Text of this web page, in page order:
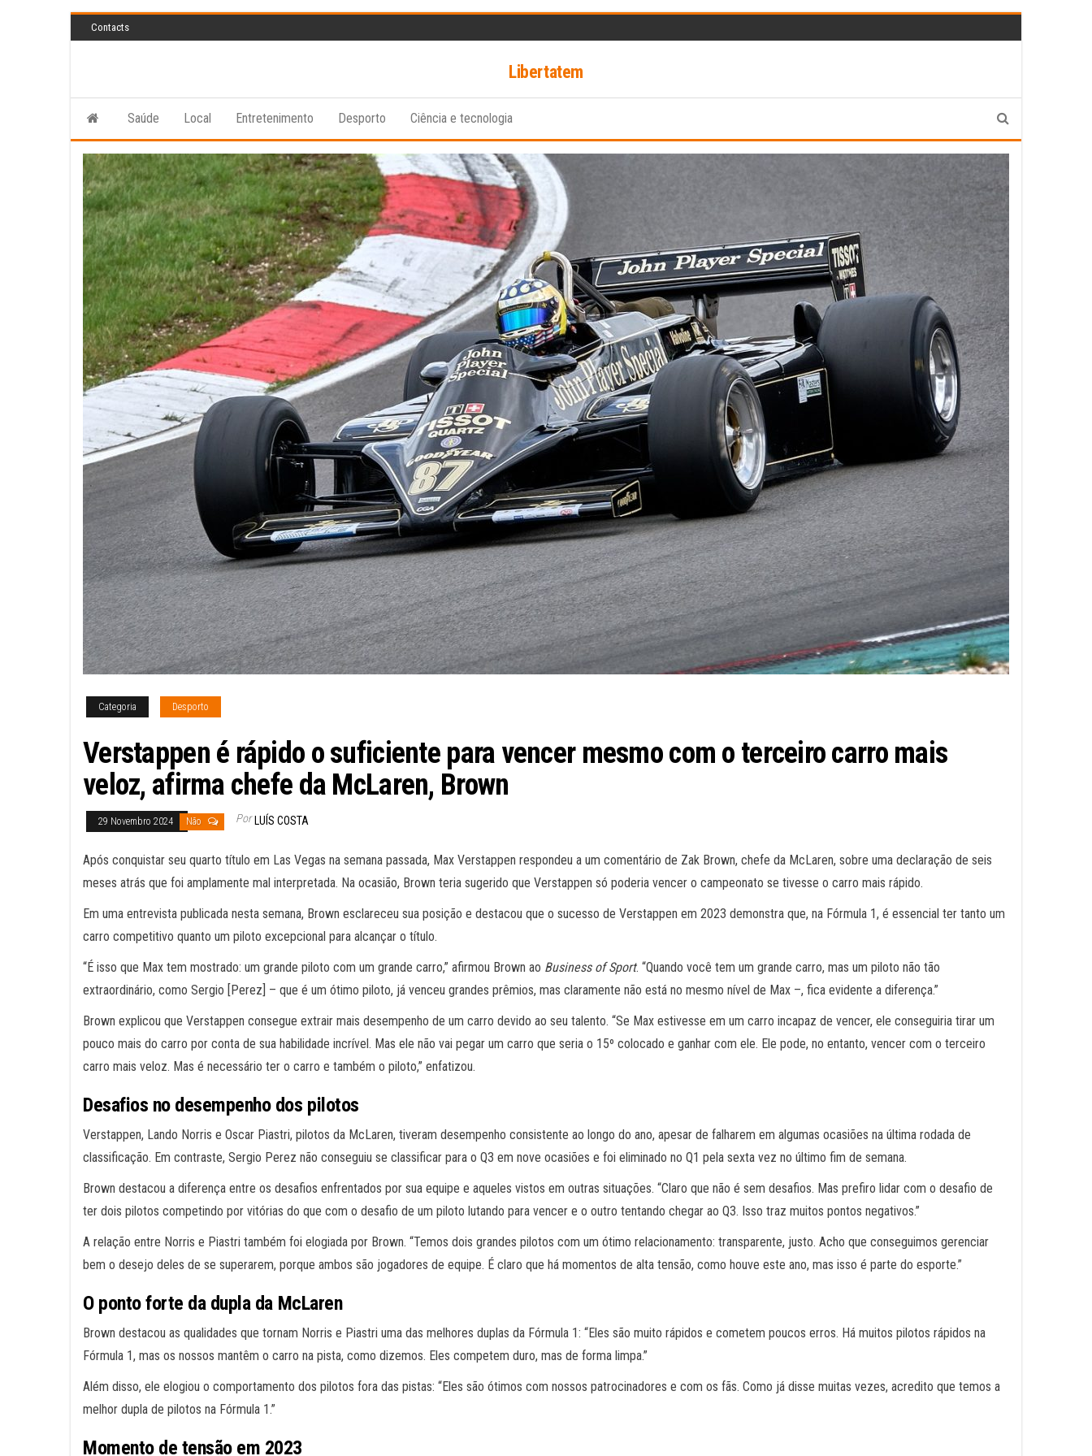
Skip
to
Contacts
Libertatem
Saúde Local Entretenimento Desporto Ciência e tecnologia
Categoria Desporto
Verstappen é rápido o suficiente para vencer mesmo com o terceiro carro mais
veloz, afirma chefe da McLaren, Brown
29 Novembro 2024 Não Por LUÍS COSTA
Após conquistar seu quarto título em Las Vegas na semana passada, Max Verstappen respondeu a um comentário de Zak Brown, chefe da McLaren, sobre uma declaração de seis
meses atrás que foi amplamente mal interpretada. Na ocasião, Brown teria sugerido que Verstappen só poderia vencer o campeonato se tivesse o carro mais rápido.
Em uma entrevista publicada nesta semana, Brown esclareceu sua posição e destacou que o sucesso de Verstappen em 2023 demonstra que, na Fórmula 1, é essencial ter tanto um
carro competitivo quanto um piloto excepcional para alcançar o título.
“É isso que Max tem mostrado: um grande piloto com um grande carro,” afirmou Brown ao Business of Sport. “Quando você tem um grande carro, mas um piloto não tão
extraordinário, como Sergio [Perez] – que é um ótimo piloto, já venceu grandes prêmios, mas claramente não está no mesmo nível de Max –, fica evidente a diferença.”
Brown explicou que Verstappen consegue extrair mais desempenho de um carro devido ao seu talento. “Se Max estivesse em um carro incapaz de vencer, ele conseguiria tirar um
pouco mais do carro por conta de sua habilidade incrível. Mas ele não vai pegar um carro que seria o 15º colocado e ganhar com ele. Ele pode, no entanto, vencer com o terceiro
carro mais veloz. Mas é necessário ter o carro e também o piloto,” enfatizou.
Desafios no desempenho dos pilotos
Verstappen, Lando Norris e Oscar Piastri, pilotos da McLaren, tiveram desempenho consistente ao longo do ano, apesar de falharem em algumas ocasiões na última rodada de
classificação. Em contraste, Sergio Perez não conseguiu se classificar para o Q3 em nove ocasiões e foi eliminado no Q1 pela sexta vez no último fim de semana.
Brown destacou a diferença entre os desafios enfrentados por sua equipe e aqueles vistos em outras situações. “Claro que não é sem desafios. Mas prefiro lidar com o desafio de
ter dois pilotos competindo por vitórias do que com o desafio de um piloto lutando para vencer e o outro tentando chegar ao Q3. Isso traz muitos pontos negativos.”
A relação entre Norris e Piastri também foi elogiada por Brown. “Temos dois grandes pilotos com um ótimo relacionamento: transparente, justo. Acho que conseguimos gerenciar
bem o desejo deles de se superarem, porque ambos são jogadores de equipe. É claro que há momentos de alta tensão, como houve este ano, mas isso é parte do esporte.”
O ponto forte da dupla da McLaren
Brown destacou as qualidades que tornam Norris e Piastri uma das melhores duplas da Fórmula 1: “Eles são muito rápidos e cometem poucos erros. Há muitos pilotos rápidos na
Fórmula 1, mas os nossos mantêm o carro na pista, como dizemos. Eles competem duro, mas de forma limpa.”
Além disso, ele elogiou o comportamento dos pilotos fora das pistas: “Eles são ótimos com nossos patrocinadores e com os fãs. Como já disse muitas vezes, acredito que temos a
melhor dupla de pilotos na Fórmula 1.”
Momento de tensão em 2023